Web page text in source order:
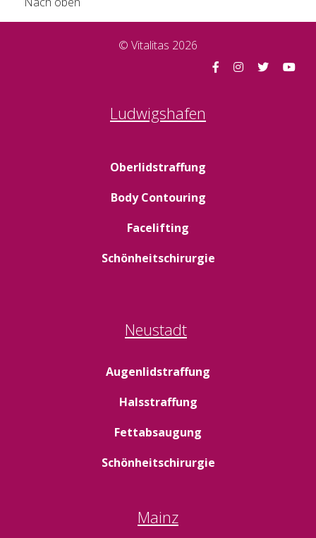
© Vitalitas 2026
Ludwigshafen
Oberlidstraffung
Body Contouring
Facelifting
Schönheitschirurgie
Neustadt
Augenlidstraffung
Halsstraffung
Fettabsaugung
Schönheitschirurgie
Mainz